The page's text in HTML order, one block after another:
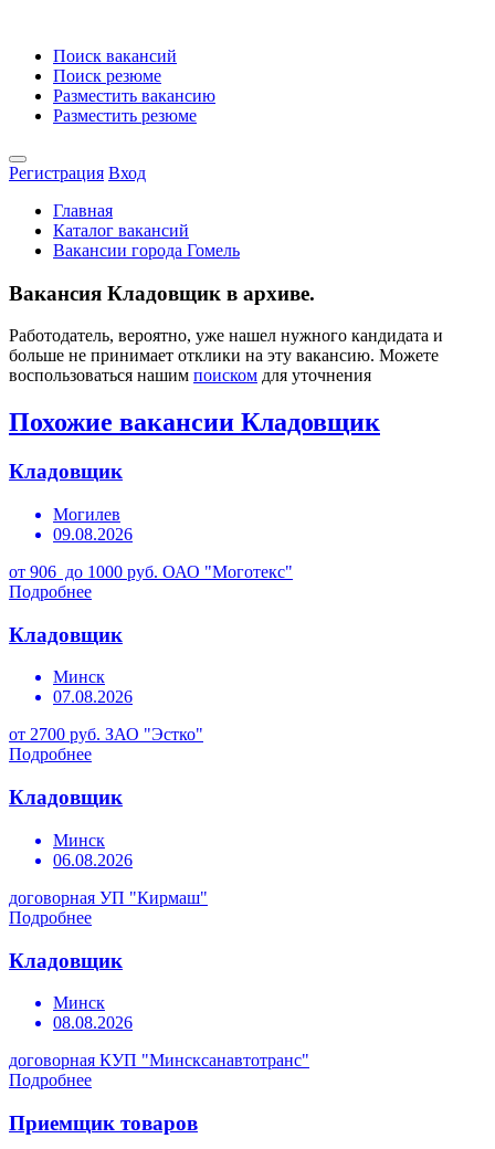
Поиск вакансий
Поиск резюме
Разместить вакансию
Разместить резюме
Регистрация Вход
Главная
Каталог вакансий
Вакансии города Гомель
Вакансия Кладовщик в архиве.
Работодатель, вероятно, уже нашел нужного кандидата и
больше не принимает отклики на эту вакансию. Можете
воспользоваться нашим поиском для уточнения
Похожие вакансии Кладовщик
Кладовщик
Могилев
09.08.2026
от 906 до 1000 руб. ОАО "Моготекс"
Подробнее
Кладовщик
Минск
07.08.2026
от 2700 руб. ЗАО "Эстко"
Подробнее
Кладовщик
Минск
06.08.2026
договорная УП "Кирмаш"
Подробнее
Кладовщик
Минск
08.08.2026
договорная КУП "Минсксанавтотранс"
Подробнее
Приемщик товаров